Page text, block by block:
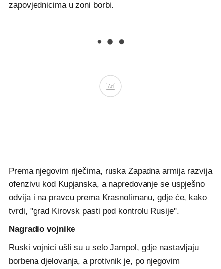
zapovjednicima u zoni borbi.
Ad
Prema njegovim riječima, ruska Zapadna armija razvija
ofenzivu kod Kupjanska, a napredovanje se uspješno
odvija i na pravcu prema Krasnolimanu, gdje će, kako
tvrdi, "grad Kirovsk pasti pod kontrolu Rusije".
Nagradio vojnike
Ruski vojnici ušli su u selo Jampol, gdje nastavljaju
borbena djelovanja, a protivnik je, po njegovim